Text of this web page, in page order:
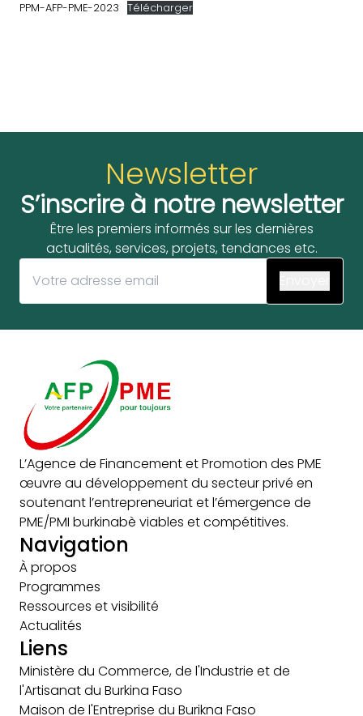
PPM-AFP-PME-2023 Télécharger
Newsletter
S’inscrire à notre newsletter
Être les premiers informés sur les dernières
actualités, services, projets, tendances etc.
L’Agence de Financement et Promotion des PME
œuvre au développement du secteur privé en
soutenant l’entrepreneuriat et l’émergence de
PME/PMI burkinabè viables et compétitives.
Navigation
À propos
Programmes
Ressources et visibilité
Actualités
Liens
Ministère du Commerce, de l'Industrie et de
l'Artisanat du Burkina Faso
Maison de l'Entreprise du Burikna Faso